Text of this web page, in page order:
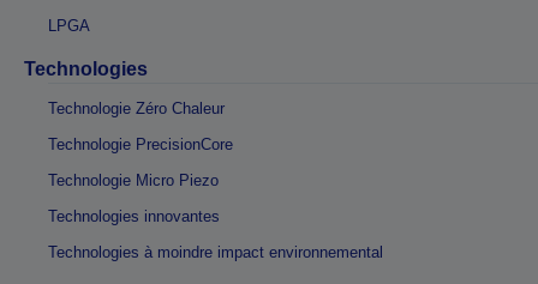
LPGA
Technologies
Technologie Zéro Chaleur
Technologie PrecisionCore
Technologie Micro Piezo
Technologies innovantes
Technologies à moindre impact environnemental